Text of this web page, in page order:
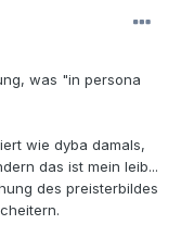
was "in persona
wie dyba damals,
das ist mein leib...
des preisterbildes